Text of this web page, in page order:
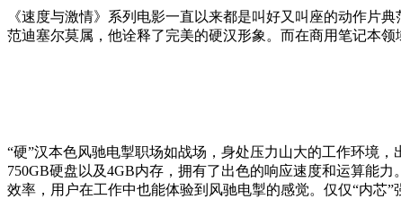
《速度与激情》系列电影一直以来都是叫好又叫座的动作片
范迪塞尔莫属，他诠释了完美的硬汉形象。而在商用笔记本领
“硬”汉本色风驰电掣职场如战场，身处压力山大的工作环境
750GB硬盘以及4GB内存，拥有了出色的响应速度和运算能
效率，用户在工作中也能体验到风驰电掣的感觉。仅仅“内芯”